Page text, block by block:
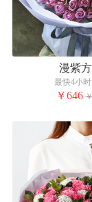
漫紫
最快4小
￥646